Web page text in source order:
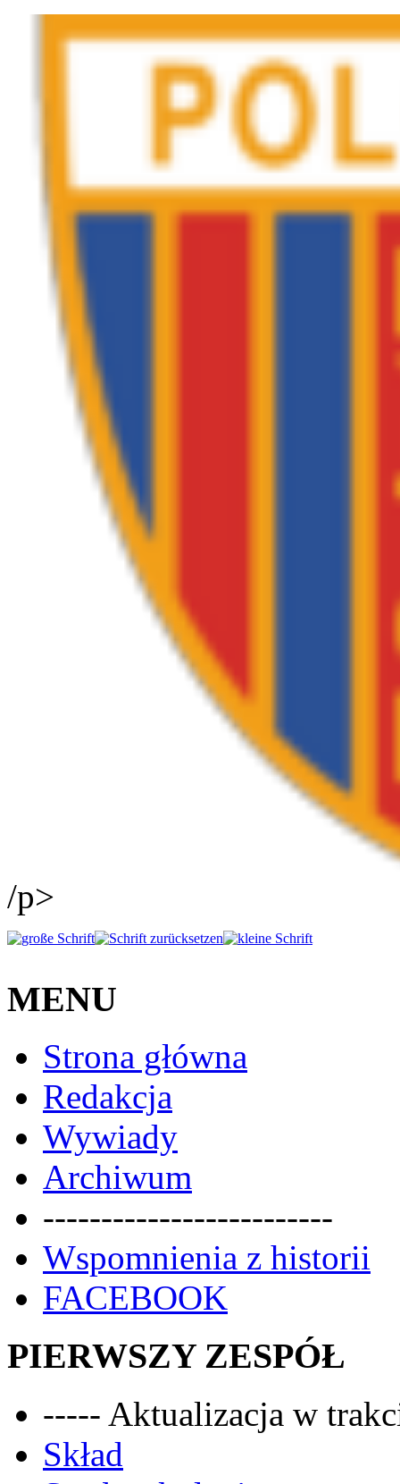
/p>
MENU
Strona główna
Redakcja
Wywiady
Archiwum
-------------------------
Wspomnienia z historii
FACEBOOK
PIERWSZY ZESPÓŁ
----- Aktualizacja w
Skład